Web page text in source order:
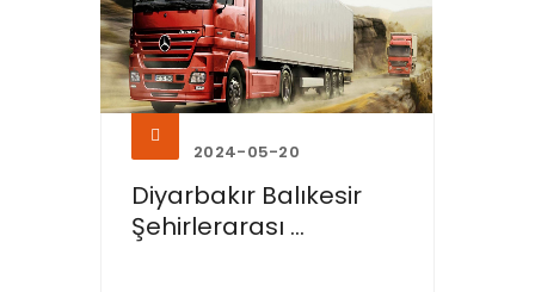
2024-05-20
Diyarbakır Balıkesir
Şehirlerarası ...